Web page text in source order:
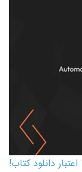
کارت اعتباری کتاب دانلود با 10,000,000 اعتبار دانلود کتاب!